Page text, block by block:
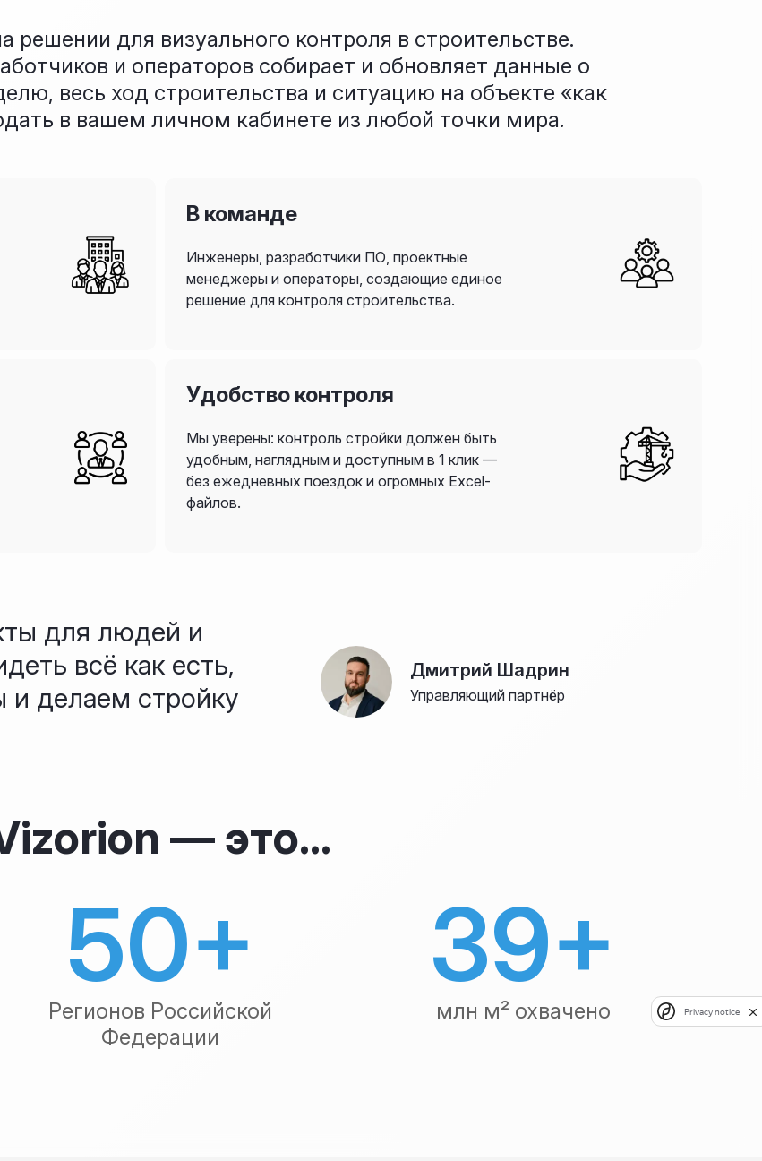
решении для визуального контроля в строительстве.
и операторов собирает и обновляет данные о
весь ход строительства и ситуацию на объекте «как
в вашем личном кабинете из любой точки мира.
В команде
Инженеры, разработчики ПО, проектные
менеджеры и операторы, создающие единое
решение для контроля строительства.
Удобство контроля
Мы уверены: контроль стройки должен быть
удобным, наглядным и доступным в 1 клик —
без ежедневных поездок и огромных Excel-
файлов.
для людей и
всё как есть,
делаем стройку
Дмитрий Шадрин
Управляющий партнёр
— это...
50+
Регионов Российской
Федерации
39+
млн м² охвачено Privacy notice